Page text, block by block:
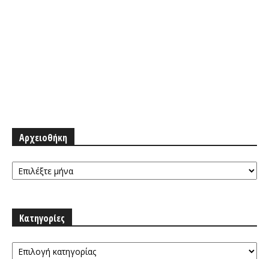
Αρχειοθήκη
Αρχειοθήκη
Κατηγορίες
Κατηγορίες